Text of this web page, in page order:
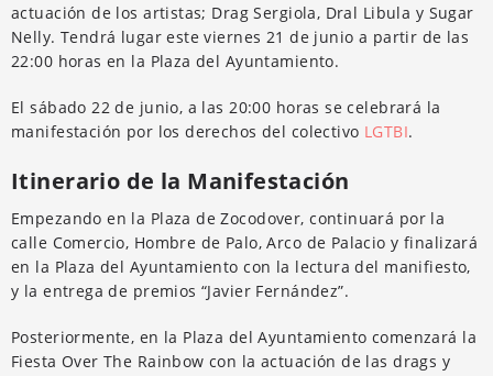
actuación de los artistas; Drag Sergiola, Dral Libula y Sugar
Nelly. Tendrá lugar este viernes 21 de junio a partir de las
22:00 horas en la Plaza del Ayuntamiento.
El sábado 22 de junio, a las 20:00 horas se celebrará la
manifestación por los derechos del colectivo LGTBI.
Itinerario de la Manifestación
Empezando en la Plaza de Zocodover, continuará por la
calle Comercio, Hombre de Palo, Arco de Palacio y finalizará
en la Plaza del Ayuntamiento con la lectura del manifiesto,
y la entrega de premios “Javier Fernández”.
Posteriormente, en la Plaza del Ayuntamiento comenzará la
Fiesta Over The Rainbow con la actuación de las drags y